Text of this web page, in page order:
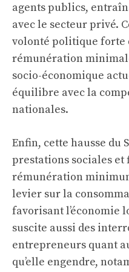
agents publics,
avec le secteur privé.
volonté politique forte
rémunération
socio-économique
équilibre avec la
nationales.
Enfin, cette hausse du
prestations sociales
rémunération
levier sur la
favorisant l’économie
suscite aussi des
entrepreneurs quant
qu’elle engendre,